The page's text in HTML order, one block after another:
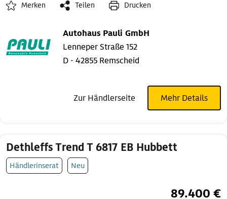
Merken Teilen Drucken
Autohaus Pauli GmbH
Lenneper Straße 152
D - 42855 Remscheid
Zur Händlerseite Mehr Details
Dethleffs Trend T 6817 EB Hubbett
Händlerinserat Neu
89.400 €